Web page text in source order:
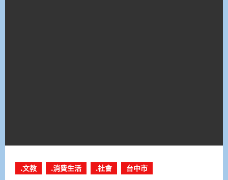
.文教 .消費生活 .社會 台中市